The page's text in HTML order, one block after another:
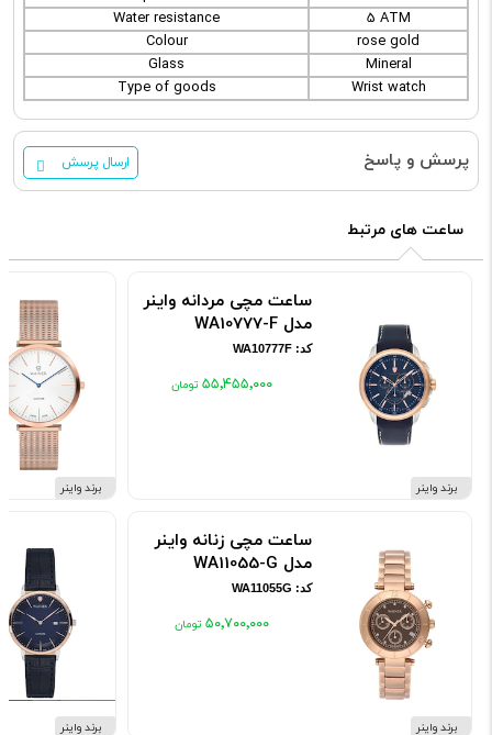
Water resistance
5 ATM
Colour
rose gold
Glass
Mineral
Type of goods
Wrist watch
پرسش و پاسخ ارسال پرسش
ساعت های مرتبط
برند واینر
ساعت مچی مردانه واینر
مدل WA10777-F
کد: WA10777F
۵۵٬۴۵۵٬۰۰۰
برند واینر
ساعت مچی زنانه واینر
مدل WA11055-G
کد: WA11055G
۵۰٬۷۰۰٬۰۰۰
برند واینر
برند واینر